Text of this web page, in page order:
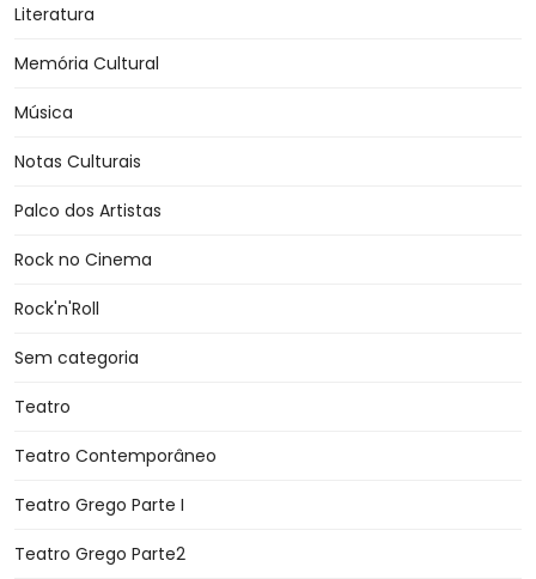
Literatura
Memória Cultural
Música
Notas Culturais
Palco dos Artistas
Rock no Cinema
Rock'n'Roll
Sem categoria
Teatro
Teatro Contemporâneo
Teatro Grego Parte I
Teatro Grego Parte2